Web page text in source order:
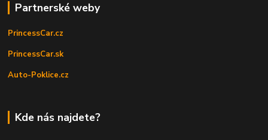
Partnerské weby
PrincessCar.cz
PrincessCar.sk
Auto-Poklice.cz
Kde nás najdete?